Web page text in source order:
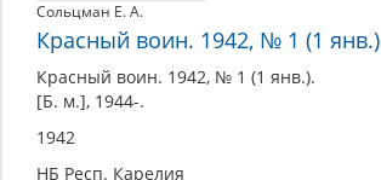
Сольцман Е. А.
Красный воин. 1942, № 1 (1 янв.)
Красный воин. 1942, № 1 (1 янв.).
[Б. м.], 1944-.
1942
НБ Респ. Карелия